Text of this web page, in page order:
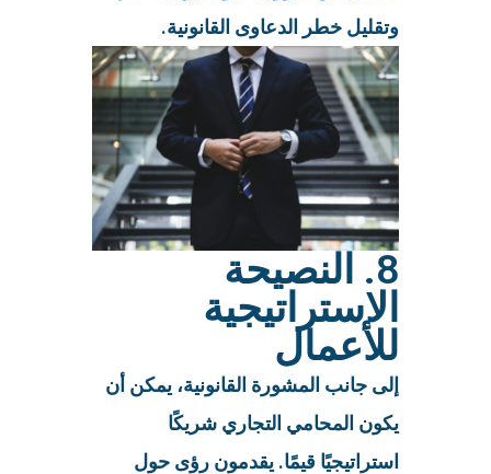
وتقليل خطر الدعاوى القانونية.
8. النصيحة
الاستراتيجية
للأعمال
إلى جانب المشورة القانونية، يمكن أن
يكون المحامي التجاري شريكًا
استراتيجيًا قيمًا. يقدمون رؤى حول